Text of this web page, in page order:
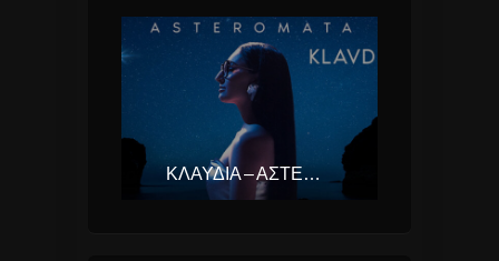
ΚΛΑΥΔΊΑ – ΑΣΤΕΡΟΜΆΤΑ (EUROVISION ΕΛΛΆΔΑ 2025)